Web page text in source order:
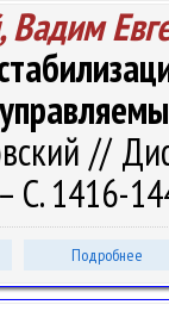
Вадим
//
С. 1416-
Подробнее